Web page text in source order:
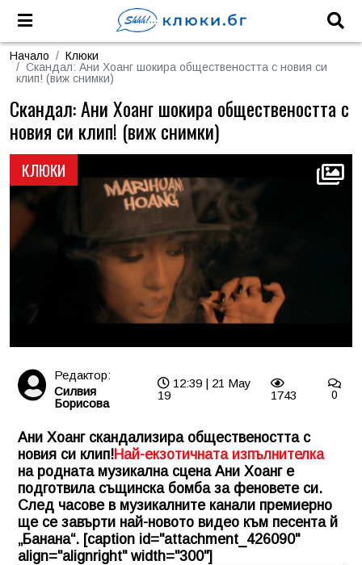
Начало
Клюки
Скандал: Ани Хоанг шокира обществеността с новия си
клип! (виж снимки)
КЛЮКИ
Скандал: Ани Хоанг шокира обществеността с
новия си клип! (виж снимки)
Редактор:
Силвия
Борисова
12:39 | 21 May
19
1743 0
Ани Хоанг скандализира обществеността с
новия си клип!Най-екзотичната изпълнителка
на родната музикална сцена Ани Хоанг е
подготвила същинска бомба за феновете си.
След часове в музикалните канали премиерно
ще се завърти най-новото видео към песента й
„Банана“. [caption id="attachment_426090"
align="alignright" width="300"]